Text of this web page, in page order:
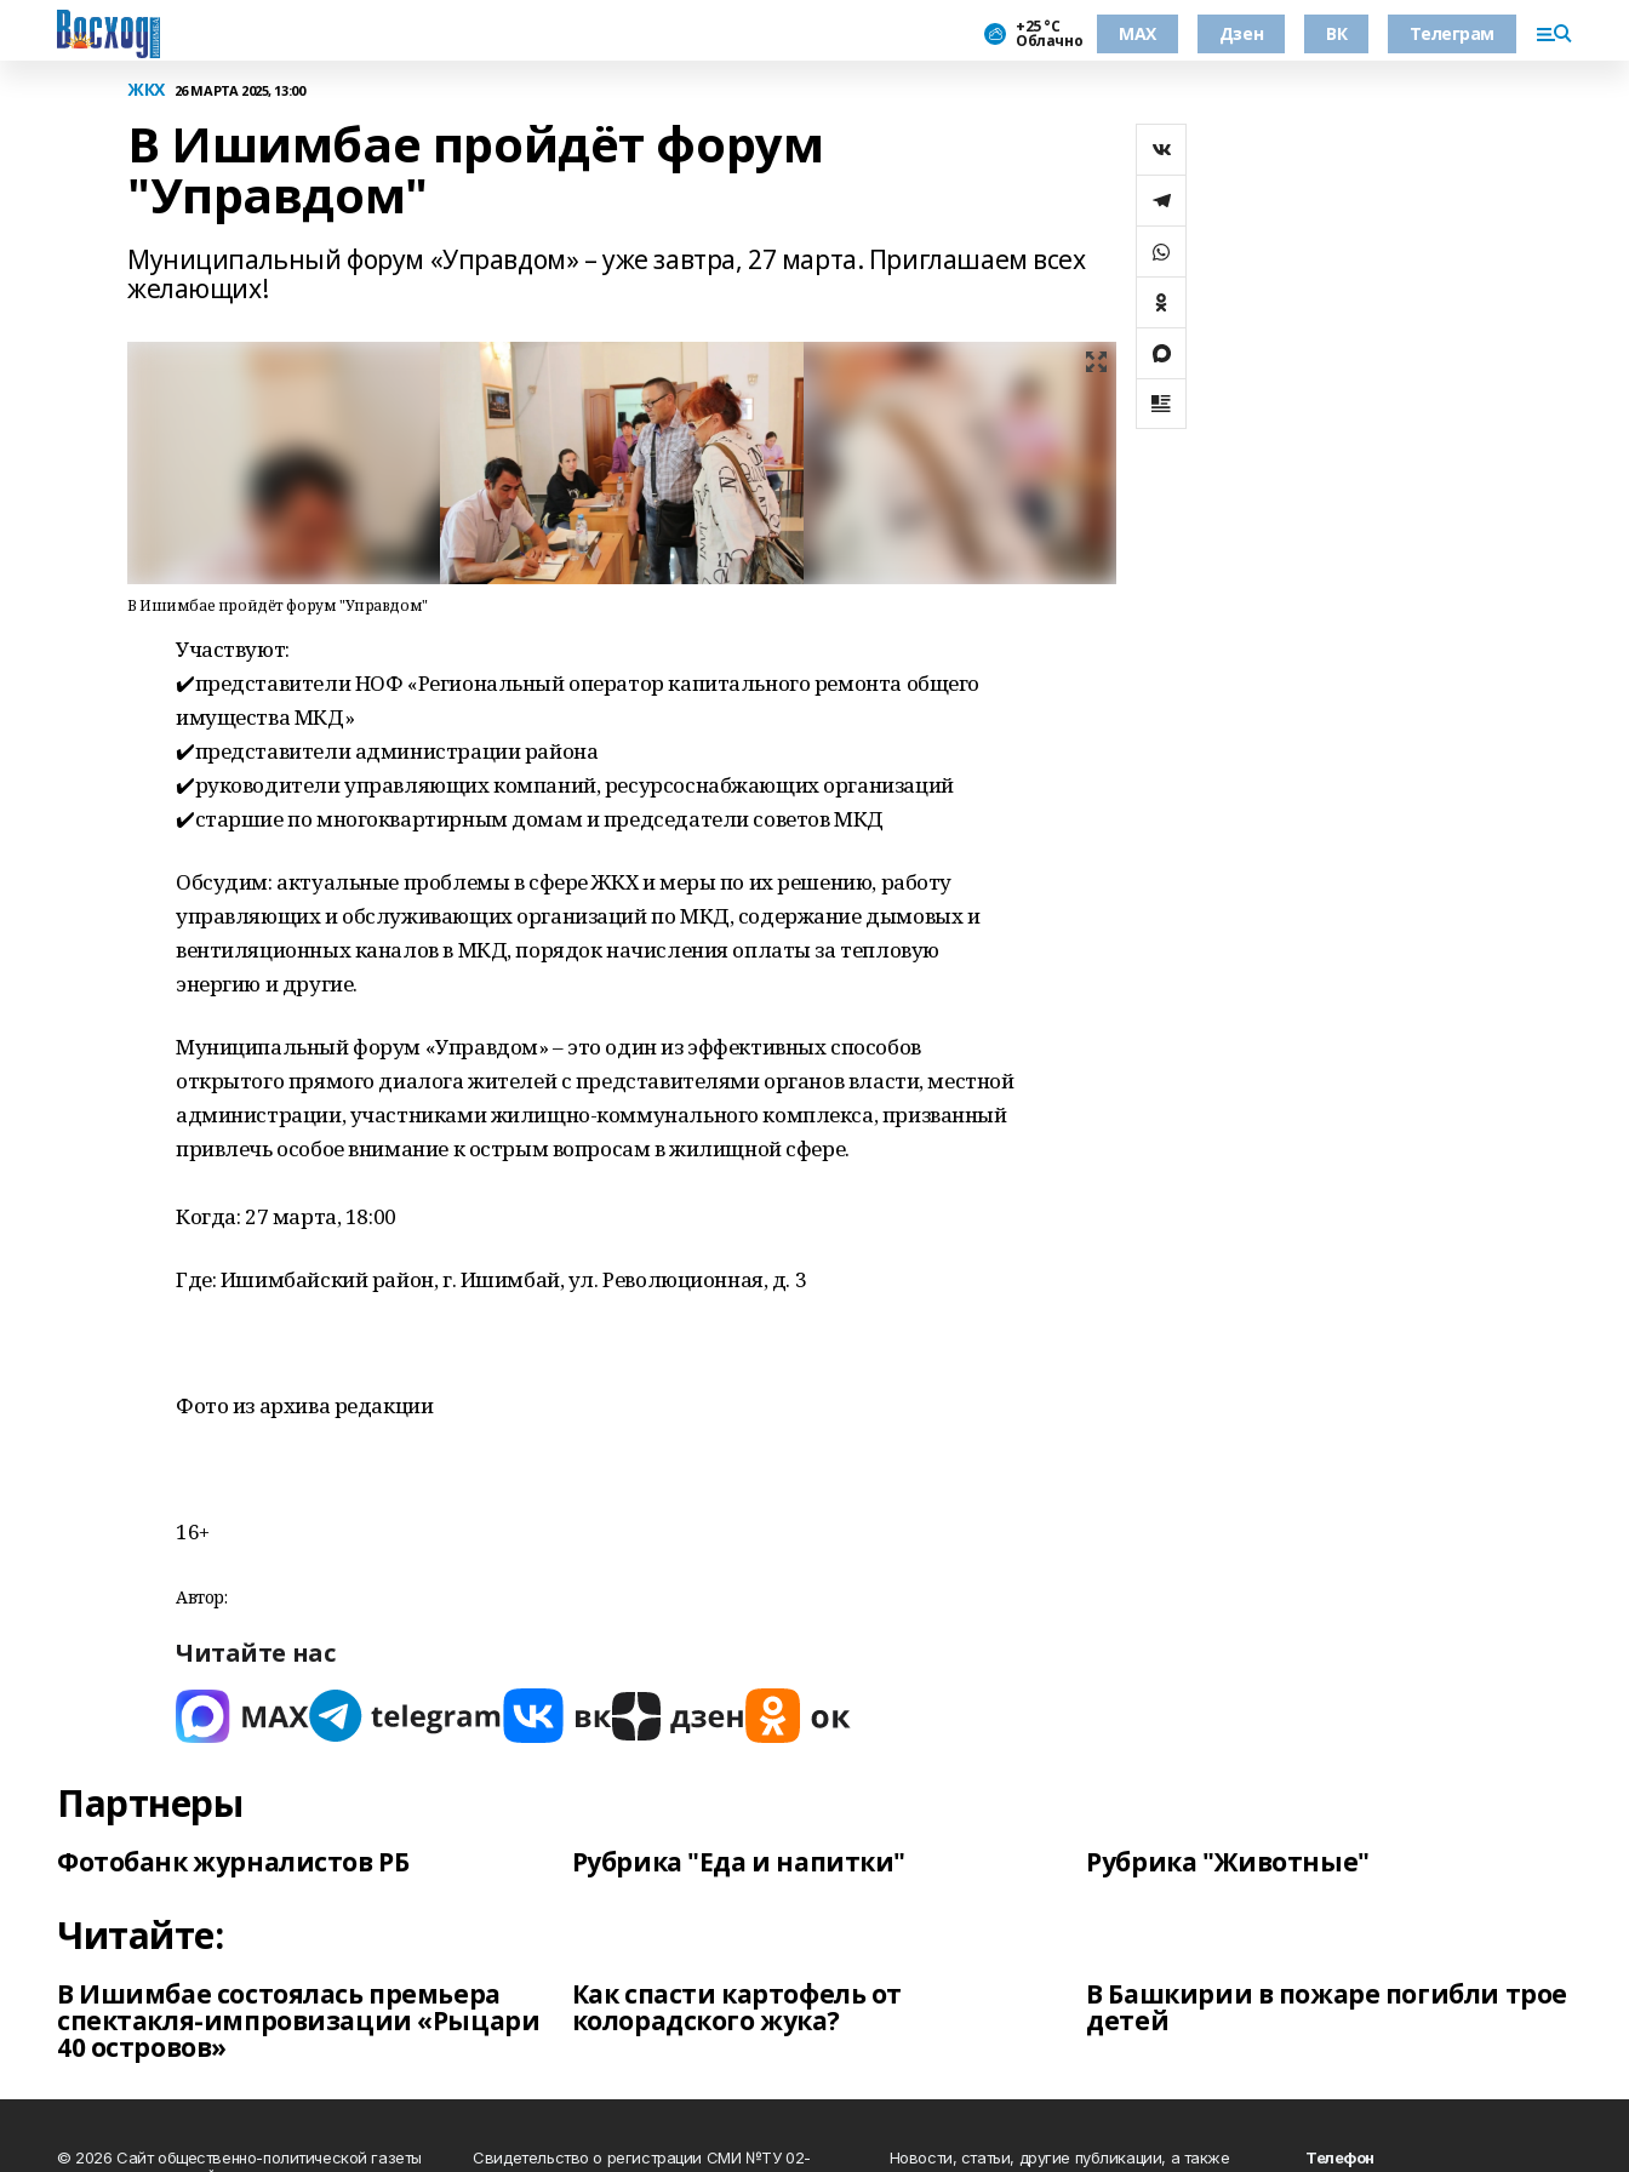
+25 °С
Облачно МАХ Дзен ВК Телеграм
ЖКХ 26 МАРТА 2025, 13:00
В Ишимбае пройдёт форум
"Управдом"
Муниципальный форум «Управдом» – уже завтра, 27 марта. Приглашаем всех
желающих!
В Ишимбае пройдёт форум "Управдом"
Участвуют:
✔️представители НОФ «Региональный оператор капитального ремонта общего
имущества МКД»
✔️представители администрации района
✔️руководители управляющих компаний, ресурсоснабжающих организаций
✔️старшие по многоквартирным домам и председатели советов МКД
Обсудим: актуальные проблемы в сфере ЖКХ и меры по их решению, работу
управляющих и обслуживающих организаций по МКД, содержание дымовых и
вентиляционных каналов в МКД, порядок начисления оплаты за тепловую
энергию и другие.
Муниципальный форум «Управдом» – это один из эффективных способов
открытого прямого диалога жителей с представителями органов власти, местной
администрации, участниками жилищно-коммунального комплекса, призванный
привлечь особое внимание к острым вопросам в жилищной сфере.
Когда: 27 марта, 18:00
Где: Ишимбайский район, г. Ишимбай, ул. Революционная, д. 3
Фото из архива редакции
16+
Автор:
Читайте нас
Партнеры
Фотобанк журналистов РБ Рубрика "Еда и напитки" Рубрика "Животные"
Читайте:
В Ишимбае состоялась премьера
спектакля-импровизации «Рыцари
40 островов»
Как спасти картофель от
колорадского жука?
В Башкирии в пожаре погибли трое
детей
© 2026 Сайт общественно-политической газеты
Свидетельство о регистрации СМИ №ТУ 02-
Новости, статьи, другие публикации, а также
Телефон